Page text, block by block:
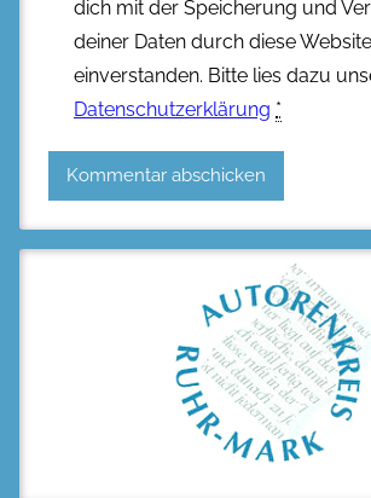
dich mit der Speicherung und
deiner Daten durch diese Website
einverstanden. Bitte lies dazu
Datenschutzerklärung *